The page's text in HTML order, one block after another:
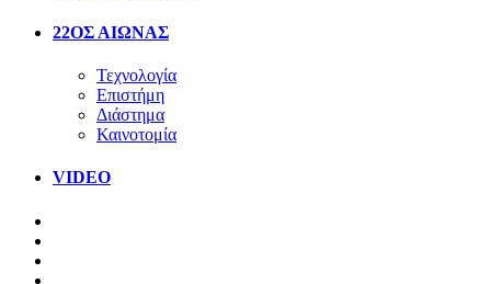
22ΟΣ ΑΙΩΝΑΣ
Τεχνολογία
Επιστήμη
Διάστημα
Καινοτομία
VIDEO